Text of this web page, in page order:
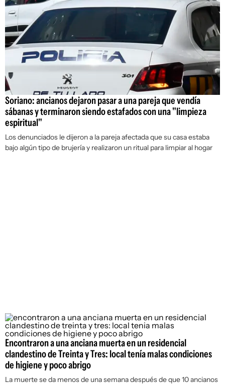
Soriano: ancianos dejaron pasar a una pareja que vendía
sábanas y terminaron siendo estafados con una "limpieza
espiritual"
Los denunciados le dijeron a la pareja afectada que su casa estaba
bajo algún tipo de brujería y realizaron un ritual para limpiar al hogar
Encontraron a una anciana muerta en un residencial
clandestino de Treinta y Tres: local tenía malas condiciones
de higiene y poco abrigo
La muerte se da menos de una semana después de que 10 ancianos